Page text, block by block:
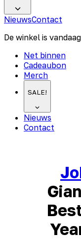
NieuwsContact
De winkel is
Net binnen
Cadeaubon
Merch
SALE!
Nieuws
Contact